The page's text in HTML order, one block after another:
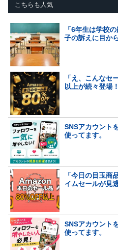
こちらも人気
「6年生は学校
子の訴えに目か
「え、こんなセ
以上が続々登場
SNSアカウント
使ってます。
「今日の目玉商
イムセールが見
SNSアカウント
使ってます。